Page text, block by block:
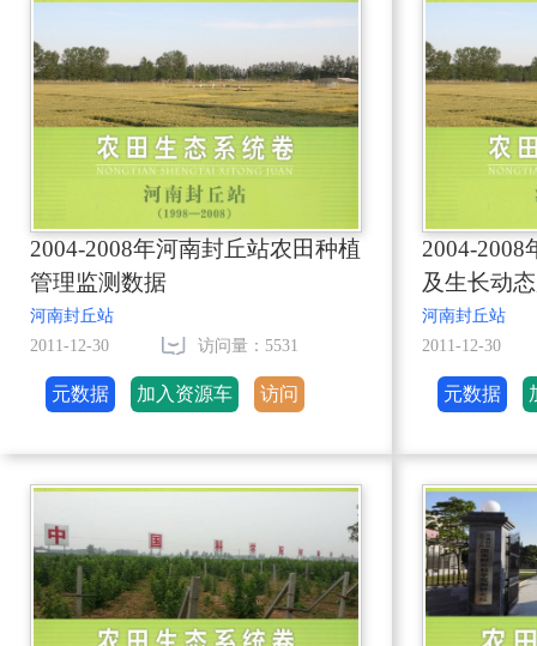
2004-2008年河南封丘站农田种植
管理监测数据
河南封丘站
2011-12-30
访问量：5531
元数据 加入资源车 访问
2004-2008
及生长动
河南封丘站
2011-12-30
元数据